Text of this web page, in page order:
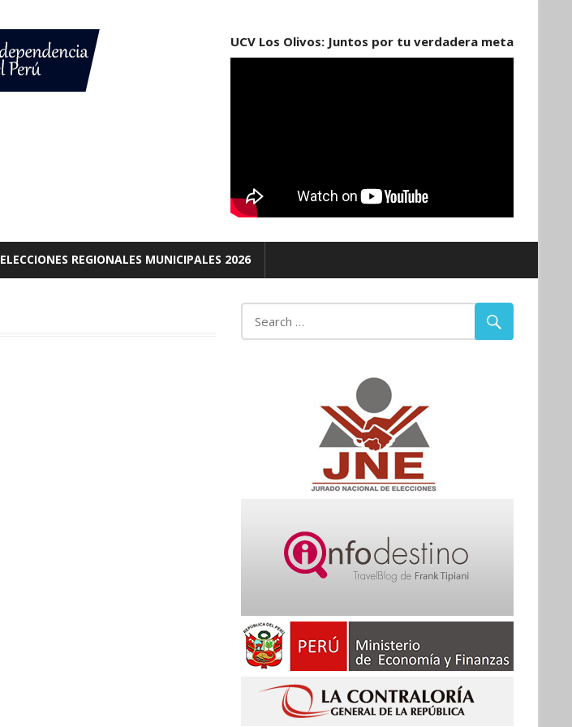
UCV Los Olivos: Juntos por tu verdadera meta
ELECCIONES REGIONALES MUNICIPALES 2026